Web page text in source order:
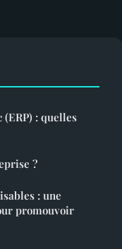
: quelles
?
: une
promouvoir